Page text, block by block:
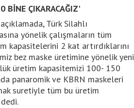
BİNE ÇIKARACAĞIZ'
Türk Silahlı
yönelik çalışmaların tüm
kapasitelerini 2 kat artırdıklarını
bez maske üretimine yönelik yeni
üretim kapasitemizi 100- 150
panaromik ve KBRN maskeleri
suretiyle tüm bu üretim